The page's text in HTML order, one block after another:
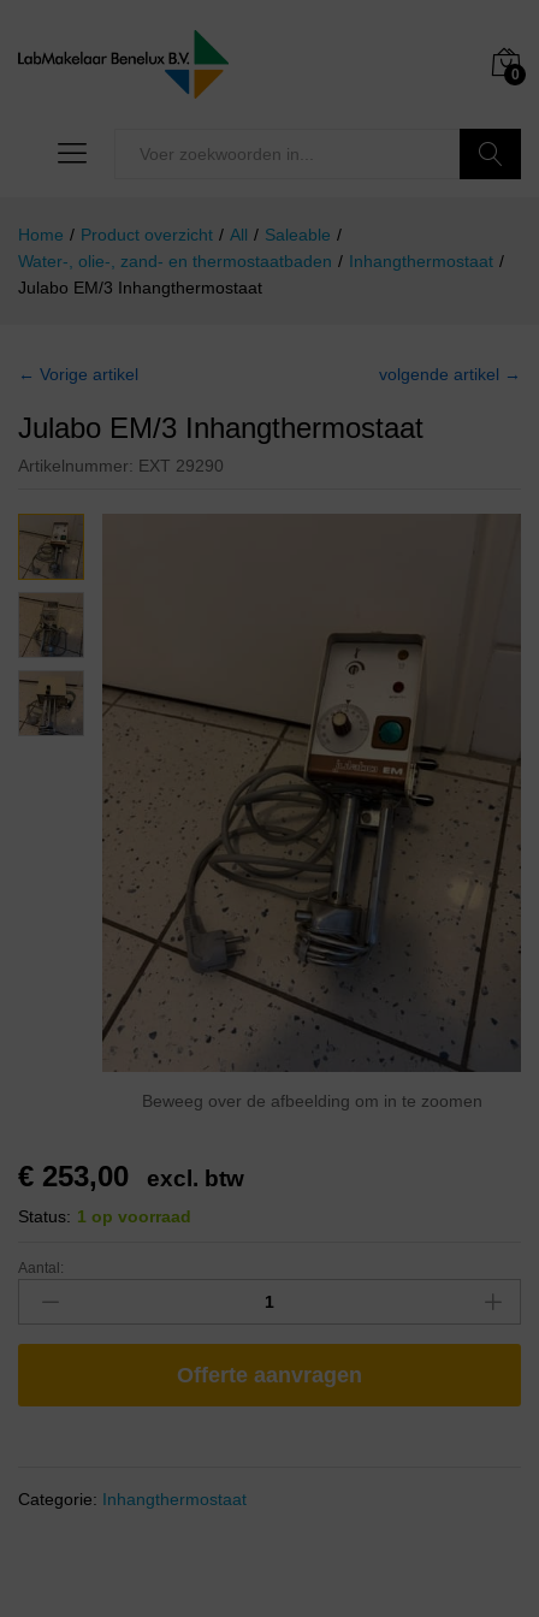
0
Home / Product overzicht / All / Saleable /
Water-, olie-, zand- en thermostaatbaden / Inhangthermostaat /
Julabo EM/3 Inhangthermostaat
← Vorige artikel volgende artikel →
Julabo EM/3 Inhangthermostaat
Artikelnummer: EXT 29290
Beweeg over de afbeelding om in te zoomen
€ 253,00 excl. btw
Status: 1 op voorraad
Aantal:
Offerte aanvragen
Categorie: Inhangthermostaat